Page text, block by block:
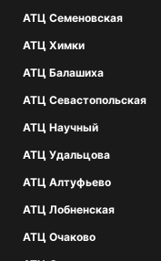
АТЦ Семеновская
АТЦ Химки
АТЦ Балашиха
АТЦ Севастопольская
АТЦ Научный
АТЦ Удальцова
АТЦ Алтуфьево
АТЦ Лобненская
АТЦ Очаково